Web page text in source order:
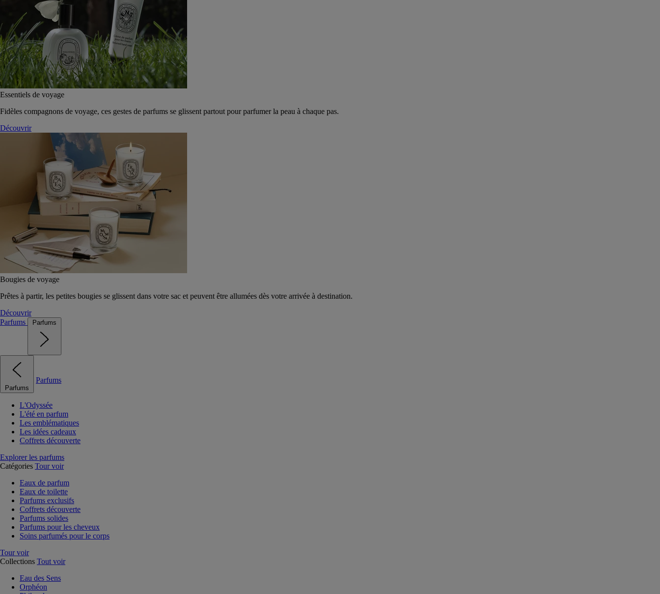
Essentiels de voyage
Fidèles compagnons de voyage, ces gestes de parfums se glissent partout pour parfumer la peau à chaque pas.
Découvrir
Bougies de voyage
Prêtes à partir, les petites bougies se glissent dans votre sac et peuvent être allumées dès votre arrivée à destination.
Découvrir
Parfums
Parfums
Parfums
Parfums
L'Odyssée
L'été en parfum
Les emblématiques
Les idées cadeaux
Coffrets découverte
Explorer les parfums
Catégories Tour voir
Eaux de parfum
Eaux de toilette
Parfums exclusifs
Coffrets découverte
Parfums solides
Parfums pour les cheveux
Soins parfumés pour le corps
Tour voir
Collections Tout voir
Eau des Sens
Orphéon